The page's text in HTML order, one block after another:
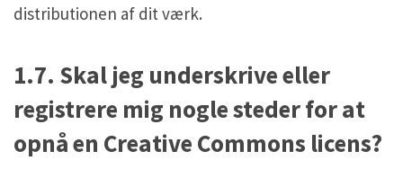
distributionen af dit værk.
1.7. Skal jeg underskrive eller
registrere mig nogle steder for at
opnå en Creative Commons licens?